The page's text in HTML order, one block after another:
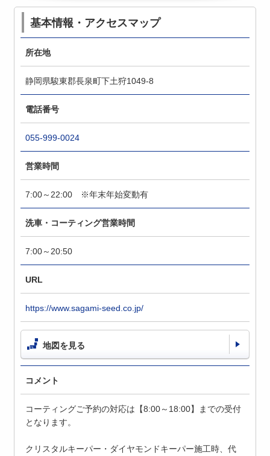
基本情報・アクセスマップ
所在地
静岡県駿東郡長泉町下土狩1049-8
電話番号
055-999-0024
営業時間
7:00～22:00 ※年末年始変動有
洗車・コーティング営業時間
7:00～20:50
URL
https://www.sagami-seed.co.jp/
地図を見る
コメント
コーティングご予約の対応は【8:00～18:00】までの受付
となります。
クリスタルキーパー・ダイヤモンドキーパー施工時、代